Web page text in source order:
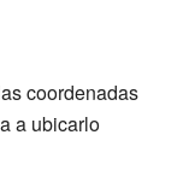
coordenadas
a ubicarlo